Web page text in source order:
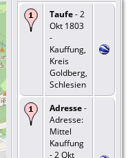
Taufe- 2
Okt 1803
-
Kauffung,
Kreis
Goldberg,
Schlesien
Adresse-
Adresse:
Mittel
Kauffung
- 2 Okt